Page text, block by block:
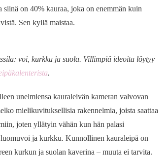
on 40% kauraa, joka on enemmän kuin
Sen kyllä maistaa.
voi, kurkku ja suola. Villimpiä ideoita löytyy
.
unelmiensa kauraleivän kameran valvovan
mielikuvituksellisia rakennelmia, joista saattaa
joten yllätyin vähän kun hän palasi
ja kurkku. Kunnollinen kauraleipä on
kurkun ja suolan kaverina – muuta ei tarvita.